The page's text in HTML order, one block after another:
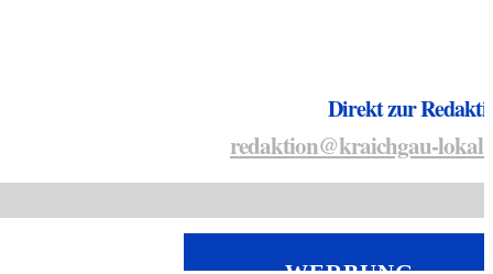
Direkt zur
redaktion@kraichgau-